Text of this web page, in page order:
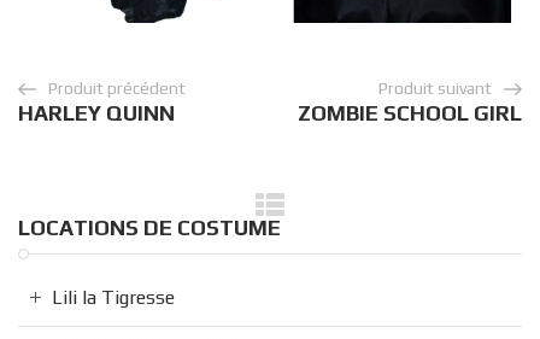
Produit précédent
HARLEY QUINN
Produit suivant
ZOMBIE SCHOOL GIRL
LOCATIONS DE COSTUME
Lili la Tigresse